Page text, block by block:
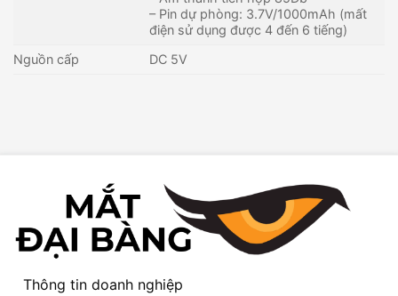
– Pin dự phòng: 3.7V/1000mAh (mất
điện sử dụng được 4 đến 6 tiếng)
Nguồn cấp
DC 5V
Thông tin doanh nghiệp